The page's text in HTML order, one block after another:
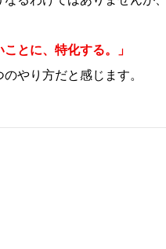
ことに、特化する。」
やり方だと感じます。